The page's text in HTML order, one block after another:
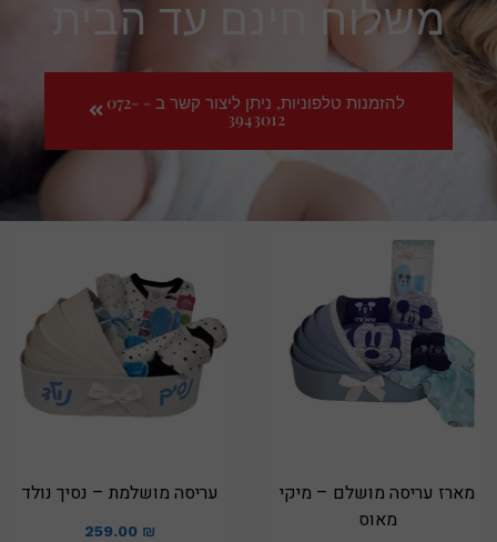
משלוח חינם עד הבית
להזמנות טלפוניות, ניתן ליצור קשר ב - 072-
3943012
מארז עריסה מושלם – מיקי
מאוס
עריסה מושלמת – נסיך נולד
259.00 ₪